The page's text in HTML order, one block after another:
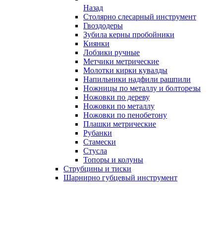
Назад
Столярно слесарный инструмент
Гвоздодеры
Зубила керны пробойники
Киянки
Лобзики ручные
Метчики метрические
Молотки кирки кувалды
Напильники надфили рашпили
Ножницы по металлу и болторезы
Ножовки по дереву
Ножовки по металлу
Ножовки по пенобетону
Плашки метрические
Рубанки
Стамески
Стусла
Топоры и колуны
Струбцины и тиски
Шарнирно губцевый инструмент